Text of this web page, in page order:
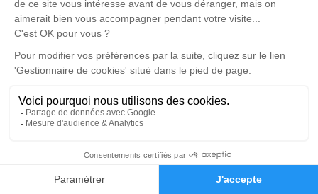
Faire-part Hommages
Un service de plantation d’arbre hommage est
disponible ici.
Je rends hommage
Inhumation
Cimetière de Gardanne
Rue du Cimetière